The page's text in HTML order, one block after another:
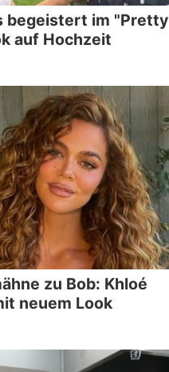
begeistert im "Pretty
auf Hochzeit
zu Bob: Khloé
neuem Look